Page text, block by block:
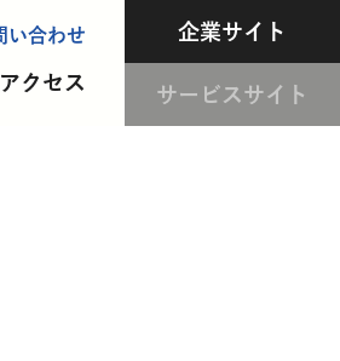
アクセス
企業サイト
サービスサイト